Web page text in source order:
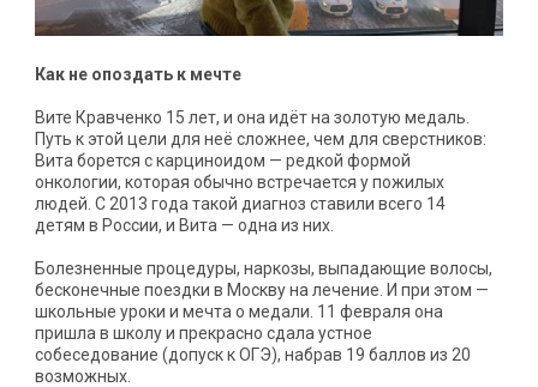
Как не опоздать к мечте
Вите Кравченко 15 лет, и она идёт на золотую медаль.
Путь к этой цели для неё сложнее, чем для сверстников:
Вита борется с карциноидом — редкой формой
онкологии, которая обычно встречается у пожилых
людей. С 2013 года такой диагноз ставили всего 14
детям в России, и Вита — одна из них.
Болезненные процедуры, наркозы, выпадающие волосы,
бесконечные поездки в Москву на лечение. И при этом —
школьные уроки и мечта о медали. 11 февраля она
пришла в школу и прекрасно сдала устное
собеседование (допуск к ОГЭ), набрав 19 баллов из 20
возможных.